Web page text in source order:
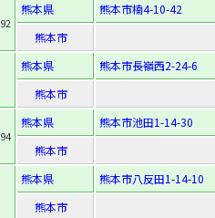
92
熊本県
熊本市楠4-10-42
熊本市
熊本県
熊本市長嶺西2-24-6
熊本市
94
熊本県
熊本市池田1-14-30
熊本市
熊本県
熊本市八反田1-14-10
熊本市